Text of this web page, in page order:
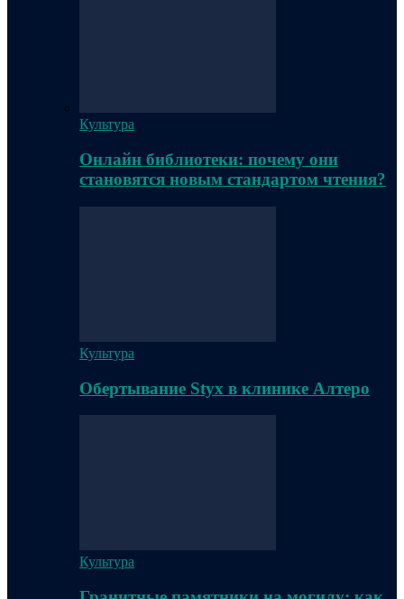
Культура
Онлайн библиотеки: почему они
становятся новым стандартом чтения?
Культура
Обертывание Styx в клинике Алтеро
Культура